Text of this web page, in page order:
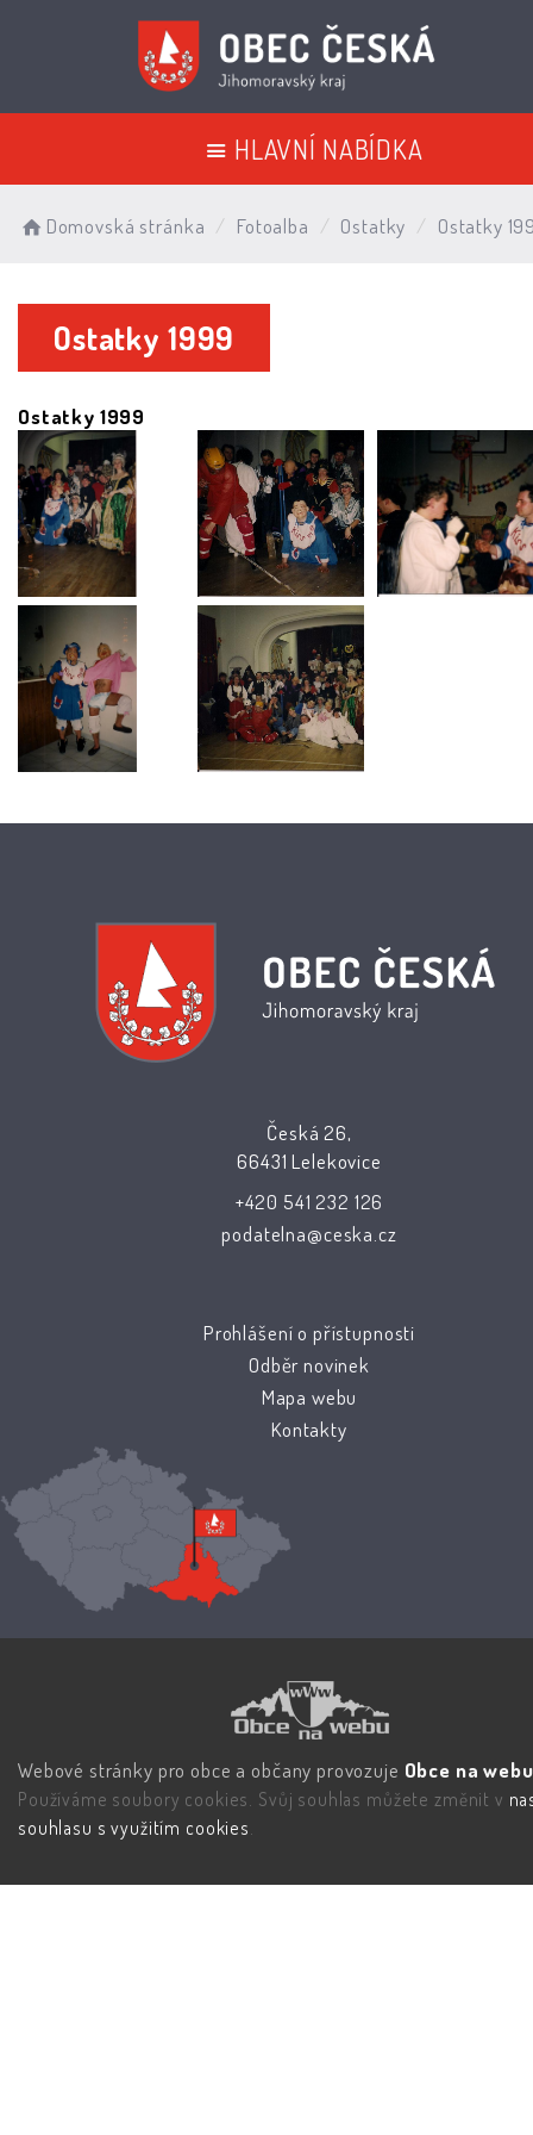
HLAVNÍ NABÍDKA
Domovská stránka Fotoalba Ostatky Ostatky
Ostatky 1999
Ostatky 1999
Česká 26,
66431 Lelekovice
+420 541 232 126
podatelna@ceska.cz
Prohlášení o přístupnosti
Odběr novinek
Mapa webu
Kontakty
Webové stránky pro obce a občany provozuje Obce na
Používáme soubory cookies. Svůj souhlas můžete změnit v
souhlasu s využitím cookies.